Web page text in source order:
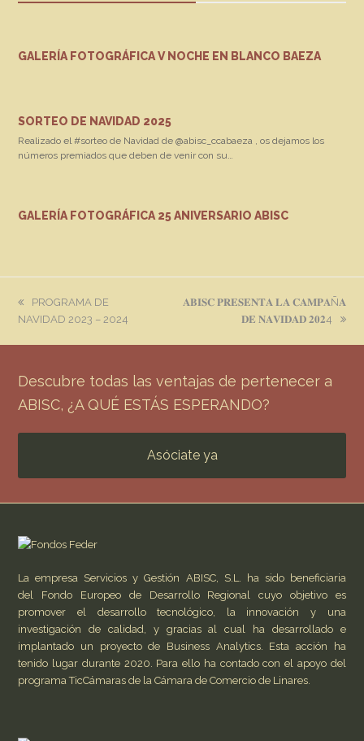
GALERÍA FOTOGRÁFICA V NOCHE EN BLANCO BAEZA
SORTEO DE NAVIDAD 2025
Realizado el #sorteo de Navidad de @abisc_ccabaeza , os dejamos los
números premiados que deben de venir con su…
GALERÍA FOTOGRÁFICA 25 ANIVERSARIO ABISC
previous
post:
PROGRAMA DE
NAVIDAD 2023 – 2024
next
𝐀𝐁𝐈𝐒𝐂 𝐏𝐑𝐄𝐒𝐄𝐍𝐓𝐀 𝐋𝐀 𝐂𝐀𝐌𝐏𝐀Ñ𝐀
𝐃𝐄 𝐍𝐀𝐕𝐈𝐃𝐀𝐃 𝟐𝟎𝟐4
Descubre todas las ventajas de pertenecer a
ABISC, ¿A QUÉ ESTÁS ESPERANDO?
Asóciate ya
La empresa Servicios y Gestión ABISC, S.L. ha sido beneficiaria
del Fondo Europeo de Desarrollo Regional cuyo objetivo es
promover el desarrollo tecnológico, la innovación y una
investigación de calidad, y gracias al cual ha desarrollado e
implantado un proyecto de Business Analytics. Esta acción ha
tenido lugar durante 2020. Para ello ha contado con el apoyo del
programa TicCámaras de la Cámara de Comercio de Linares.